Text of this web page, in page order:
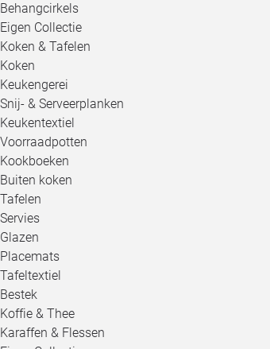
Behangcirkels
Eigen Collectie
Koken & Tafelen
Koken
Keukengerei
Snij- & Serveerplanken
Keukentextiel
Voorraadpotten
Kookboeken
Buiten koken
Tafelen
Servies
Glazen
Placemats
Tafeltextiel
Bestek
Koffie & Thee
Karaffen & Flessen